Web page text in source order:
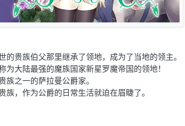
贵族伯父那里继承了领地，成为了当地的领主。
大陆最强的魔族国家新星罗魔帝国的领地！
之一的萨拉曼公爵家。
，作为公爵的日常生活就迫在眉睫了。